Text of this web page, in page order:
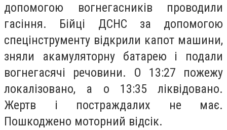
допомогою вогнегасників проводили
гасіння. Бійці ДСНС за допомогою
спецінструменту відкрили капот машини,
зняли акамуляторну батарею і подали
вогнегасячі речовини. О 13:27 пожежу
локалізовано, а о 13:35 ліквідовано.
Жертв і постраждалих не має.
Пошкоджено моторний відсік.